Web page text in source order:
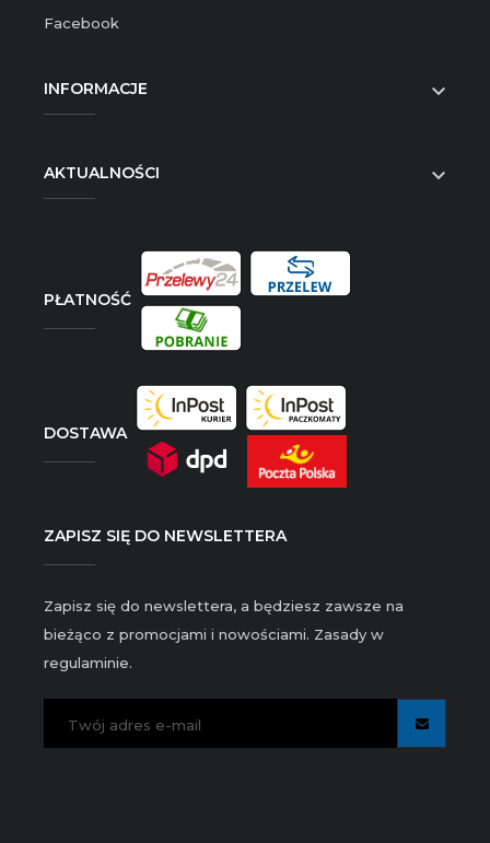
Facebook
INFORMACJE 
AKTUALNOŚCI 
PŁATNOŚĆ
DOSTAWA
ZAPISZ SIĘ DO NEWSLETTERA
Zapisz się do newslettera, a będziesz zawsze na
bieżąco z promocjami i nowościami. Zasady w
regulaminie.